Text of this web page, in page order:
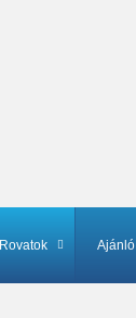
Rovatok Ajánló